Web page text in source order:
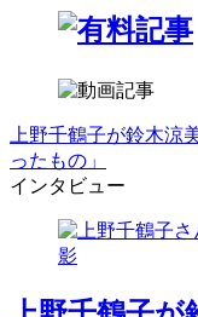
上野千鶴子が鈴木
ったもの」
インタビュー